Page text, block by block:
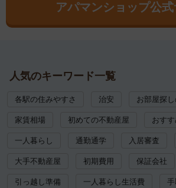
アパマンショップ公式
人気のキーワード一覧
各駅の住みやすさ 治安 お部屋探
家賃相場 初めての不動産屋 おす
一人暮らし 通勤通学 入居審査
大手不動産屋 初期費用 保証会社
引っ越し準備 一人暮らし生活費